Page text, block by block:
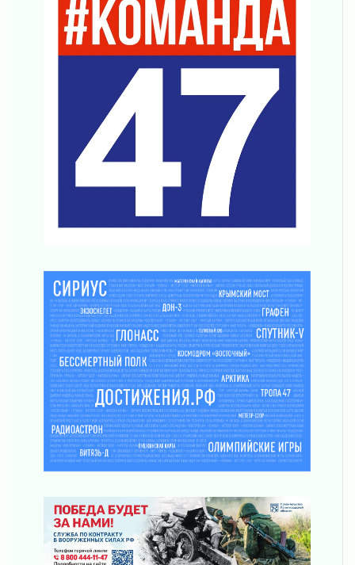
Клюква наливается, но в корзинку пока не
просится
03 августа 2026
Строительные компании Ленобласти
подняли зарплаты почти на 40% за год
Шесть новых жизней в честь дня рождения
Ленинградской области
03 августа 2026
Уроки безопасности для детей и взрослых
03 августа 2026
Ленобласть отмечает День Воздушно-
десантных войск
«Активное лето»
02 августа 2026
Ленобласть отметила заслуги жителей перед
регионом и страной
02 августа 2026
Ладога — не пруд
02 августа 2026
ПСК через Гослуслуги напомнит жителям
Ленинградской области о неоплаченных
счетах
02 августа 2026
Пропавшего подростка нашли в Кировском
02 августа 2026
Жителям Ленобласти напомнили, как
действовать при укусе клеща
02 августа 2026